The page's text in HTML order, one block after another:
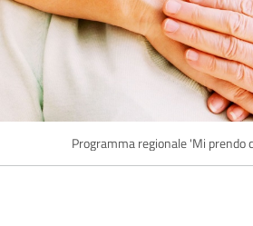
Programma regionale 'Mi prendo